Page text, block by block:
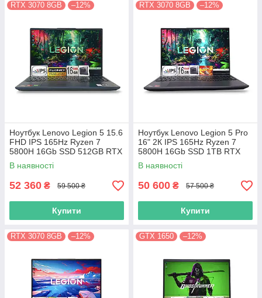
RTX 3070 8GB –12%
Ноутбук Lenovo Legion 5 15.6
FHD IPS 165Hz Ryzen 7
5800H 16Gb SSD 512GB RTX
3070 8GB
В наявності
52 360 ₴ 59 500 ₴
Купити
RTX 3070 8GB –12%
Ноутбук Lenovo Legion 5 Pro
16" 2К IPS 165Hz Ryzen 7
5800H 16Gb SSD 1TB RTX
3070 8GB
В наявності
50 600 ₴ 57 500 ₴
Купити
RTX 3070 8GB –12% GTX 1650 –12%